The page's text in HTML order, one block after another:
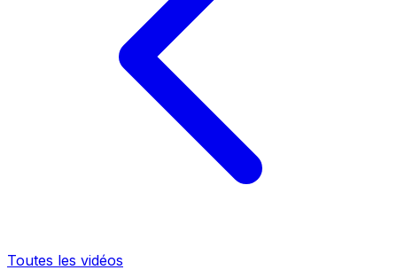
Toutes les vidéos